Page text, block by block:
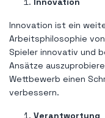
Innovation ist ein
Arbeitsphilosophie
Spieler innovativ und
Ansätze
Wettbewerb einen
verbessern.
Verantwortung